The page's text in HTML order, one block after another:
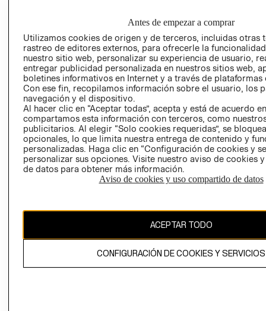
PROGRAMA DE
TRANSPARENCIA
Y ÉTICA (INGLÉS)
DE INDUSTRIA Y
COMERCIO - SIC
PETICIONES
QUEJAS Y
RECLAMOS
Colombia ($)
CAMBIAR REGIÓN
El contenido de esta página web está protegido por copyright y es
propiedad de H&M Hennes & Mauritz AB.
Antes de empezar a comprar
Utilizamos cookies de origen y de terceros, incluidas otras
rastreo de editores externos, para ofrecerle la
nuestro sitio web, personalizar su experiencia de usuario,
entregar publicidad personalizada en nuestros sitios web,
boletines informativos en Internet y a través de plataformas
Con ese fin, recopilamos información sobre el usuario, los
navegación y el dispositivo.
Al hacer clic en “Aceptar todas”, acepta y está de acuerdo
compartamos esta información con terceros, como
publicitarios. Al elegir “Solo cookies requeridas”, se
opcionales, lo que limita nuestra entrega de contenido y
personalizadas. Haga clic en “Configuración de cookies y
personalizar sus opciones. Visite nuestro aviso de cookies
de datos para obtener más información.
Aviso de cookies y uso compartido de datos
ACEPTAR TODO
CONFIGURACIÓN DE COOKIES Y SERVICIOS